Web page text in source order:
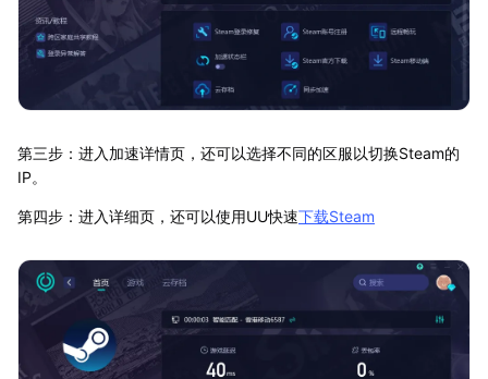
第三步：进入加速详情页，还可以选择不同的区服以切换Steam的
IP。
第四步：进入详细页，还可以使用UU快速下载Steam